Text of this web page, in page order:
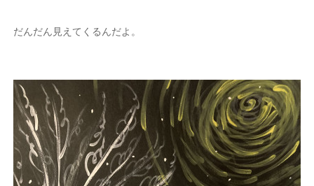
だんだん見えてくるんだよ。